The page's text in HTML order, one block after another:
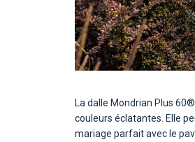
La dalle Mondrian Plus
couleurs éclatantes. Elle
mariage parfait avec le